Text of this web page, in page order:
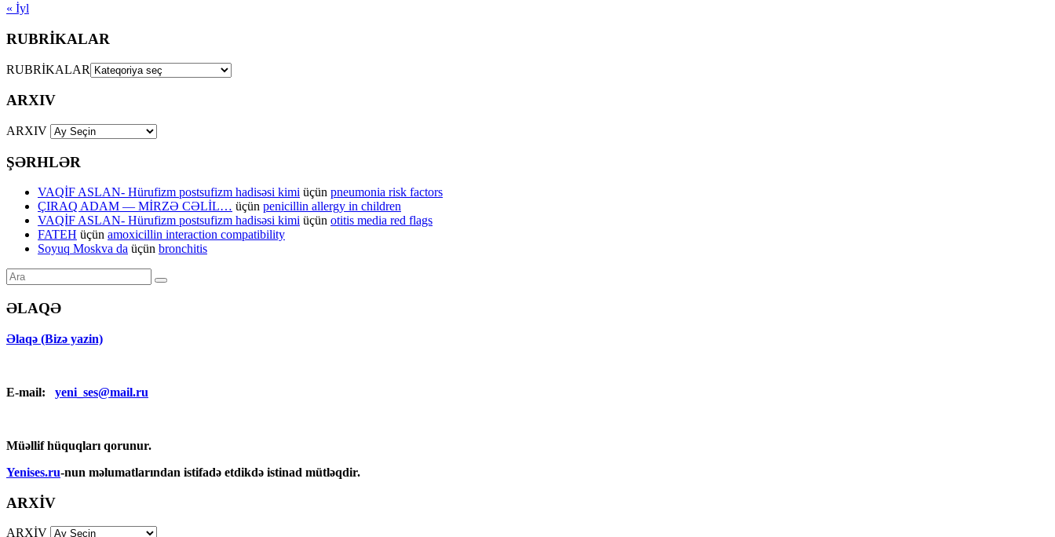
« İyl
RUBRİKALAR
RUBRİKALAR
ARXIV
ARXIV
ŞƏRHLƏR
VAQİF ASLAN- Hürufizm postsufizm hadisəsi kimi üçün pneumonia risk factors
ÇIRAQ ADAM — MİRZƏ CƏLİL… üçün penicillin allergy in children
VAQİF ASLAN- Hürufizm postsufizm hadisəsi kimi üçün otitis media red flags
FATEH üçün amoxicillin interaction compatibility
Soyuq Moskva da üçün bronchitis
ƏLAQƏ
Əlaqə (Bizə yazin)
E-mail: yeni_ses@mail.ru
Müəllif hüquqları qorunur.
Yenises.ru-nun məlumatlarından istifadə etdikdə istinad mütləqdir.
ARXİV
ARXİV